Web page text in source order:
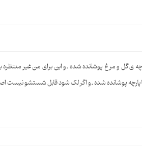
بهترین شکل برای پذیرای و مهمانی محافظت
لذتبخش تبدیل می‌کند.
گل و مرغ پوشانده شده .و این برای من غیر منتظره
پوشانده شده .و اگر لک شود قابل شستشو نیست